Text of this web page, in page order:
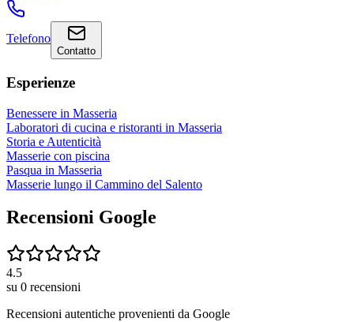
Telefono
Contatto
Esperienze
Benessere in Masseria
Laboratori di cucina e ristoranti in Masseria
Storia e Autenticità
Masserie con piscina
Pasqua in Masseria
Masserie lungo il Cammino del Salento
Recensioni Google
4.5
su 0 recensioni
Recensioni autentiche provenienti da Google